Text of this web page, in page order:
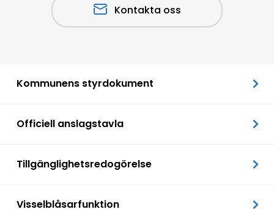
Kontakta oss
Kommunens styrdokument
Officiell anslagstavla
Tillgänglighetsredogörelse
Visselblåsarfunktion